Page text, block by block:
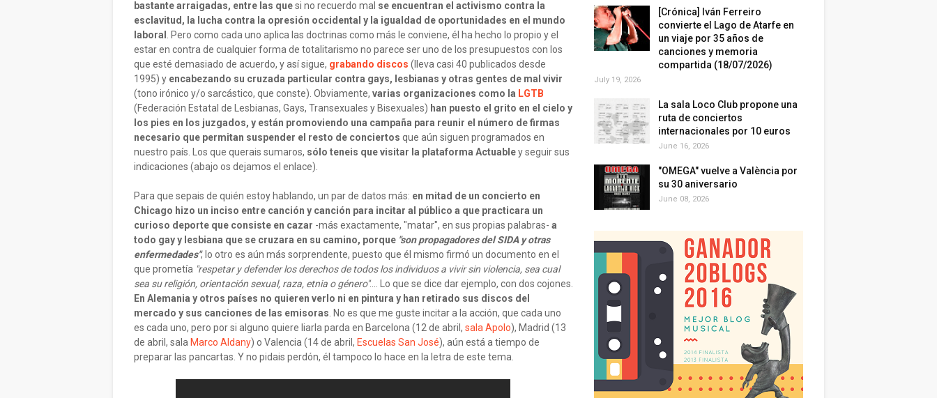
bastante arraigadas, entre las quesi no recuerdo mal se encuentran el activismo contra la
esclavitud, la lucha contra la opresión occidental y la igualdad de oportunidades en el mundo
laboral
. Pero como cada uno aplica las doctrinas como más le conviene, él ha hecho lo propio y el
estar en contra de cualquier forma de totalitarismo no parece ser uno de los presupuestos con los
que esté demasiado de acuerdo, y así sigue, grabando discos (lleva casi 40 publicados desde
1995) y encabezando su cruzada particular contra gays, lesbianas y otras gentes de mal vivir
(tono irónico y/o sarcástico, que conste). Obviamente, varias organizaciones como la LGTB
(Federación Estatal de Lesbianas, Gays, Transexuales y Bisexuales) han puesto el grito en el cielo y
los pies en los juzgados, y están promoviendo una campaña para reunir el número de firmas
necesario que permitan suspender el resto de conciertos que aún siguen programados en
nuestro país. Los que querais sumaros, sólo teneis que visitar la plataforma Actuabley seguir sus
indicaciones (abajo os dejamos el enlace).
Para que sepais de quién estoy hablando, un par de datos más: en mitad de un concierto en
Chicago hizo un inciso entre canción y canción para incitar al público a que practicara un
curioso deporte que consiste en cazar -más exactamente, "matar", en sus propias palabras- a
todo gay y lesbiana que se cruzara en su camino, porque "son propagadores del SIDA y otras
enfermedades"; lo otro es aún más sorprendente, puesto que él mismo firmó un documento en el
que prometía "respetar y defender los derechos de todos los individuos a vivir sin violencia, sea cual
sea su religión, orientación sexual, raza, etnia o género".... Lo que se dice dar ejemplo, con dos cojones.
En Alemania y otros países no quieren verlo ni en pintura y han retirado sus discos del
mercado y sus canciones de las emisoras . No es que me guste incitar a la acción, que cada uno
es cada uno, pero por si alguno quiere liarla parda en Barcelona (12 de abril, sala Apolo), Madrid (13
de abril, sala Marco Aldany) o Valencia (14 de abril, Escuelas San José), aún está a tiempo de
preparar las pancartas. Y no pidais perdón, él tampoco lo hace en la letra de este tema.
[Crónica] Iván Ferreiro
convierte el Lago de Atarfe en
un viaje por 35 años de
canciones y memoria
compartida (18/07/2026)
July 19, 2026
La sala Loco Club propone una
ruta de conciertos
internacionales por 10 euros
June 16, 2026
"OMEGA" vuelve a València por
su 30 aniversario
June 08, 2026